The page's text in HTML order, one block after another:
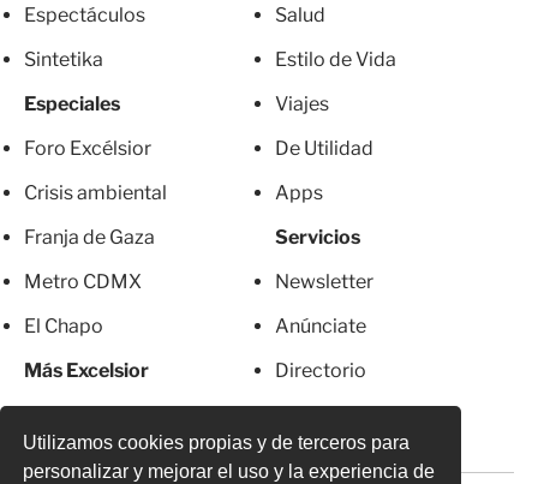
Utilizamos cookies propias y de terceros para
personalizar y mejorar el uso y la experiencia de
Espectáculos
Sintetika
Especiales
Foro Excélsior
Crisis ambiental
Franja de Gaza
Metro CDMX
El Chapo
Más Excelsior
Salud
Estilo de Vida
Viajes
De Utilidad
Apps
Servicios
Newsletter
Anúnciate
Directorio